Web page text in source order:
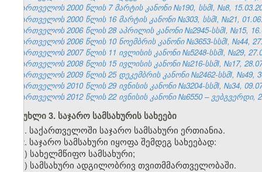
საქართველოს 2000 წლის 7 მარტის კანონი №190, სსმI, №8,
საქართველოს 2000 წლის 16 მარტის კანონი №303, სსმI, №21,
საქართველოს 2006 წლის 28 აპრილის კანონი №2945-სსმI, №15,
საქართველოს 2006 წლის 10 ნოემბრის კანონი №3653-სსმI, №44,
საქართველოს 2007 წლის 11 ივლისის კანონი №5248-სსმI, №29,
საქართველოს 2008 წლის 15 ივლისის კანონი №216-სსმI, №17,
საქართველოს 2009 წლის 25 დეკემბრის კანონი №2462-სსმI, №49,
საქართველოს 2010 წლის 29 ივნისის კანონი №3204-სსმI, №34,
საქართველოს 2012 წლის 22 ივნისის კანონი №6550 – ვებგვერდი,
მუხლი 3. საჯარო სამსახურის სახეები
1. საქართველოში საჯარო სამსახური ერთიანია.
2. საჯარო სამსახური იყოფა შემდეგ სახეებად:
ა) სახელმწიფო სამსახური;
ბ) სამსახური ადგილობრივ თვითმმართველობაში.